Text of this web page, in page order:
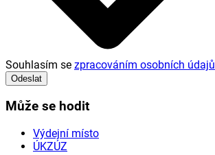
Souhlasím se zpracováním osobních údajů
Odeslat
Může se hodit
Výdejní místo
ÚKZÚZ